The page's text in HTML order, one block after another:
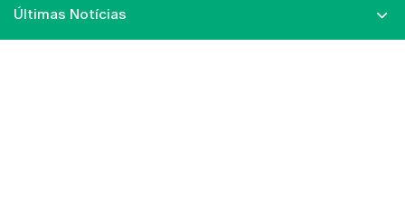
Últimas Notícias